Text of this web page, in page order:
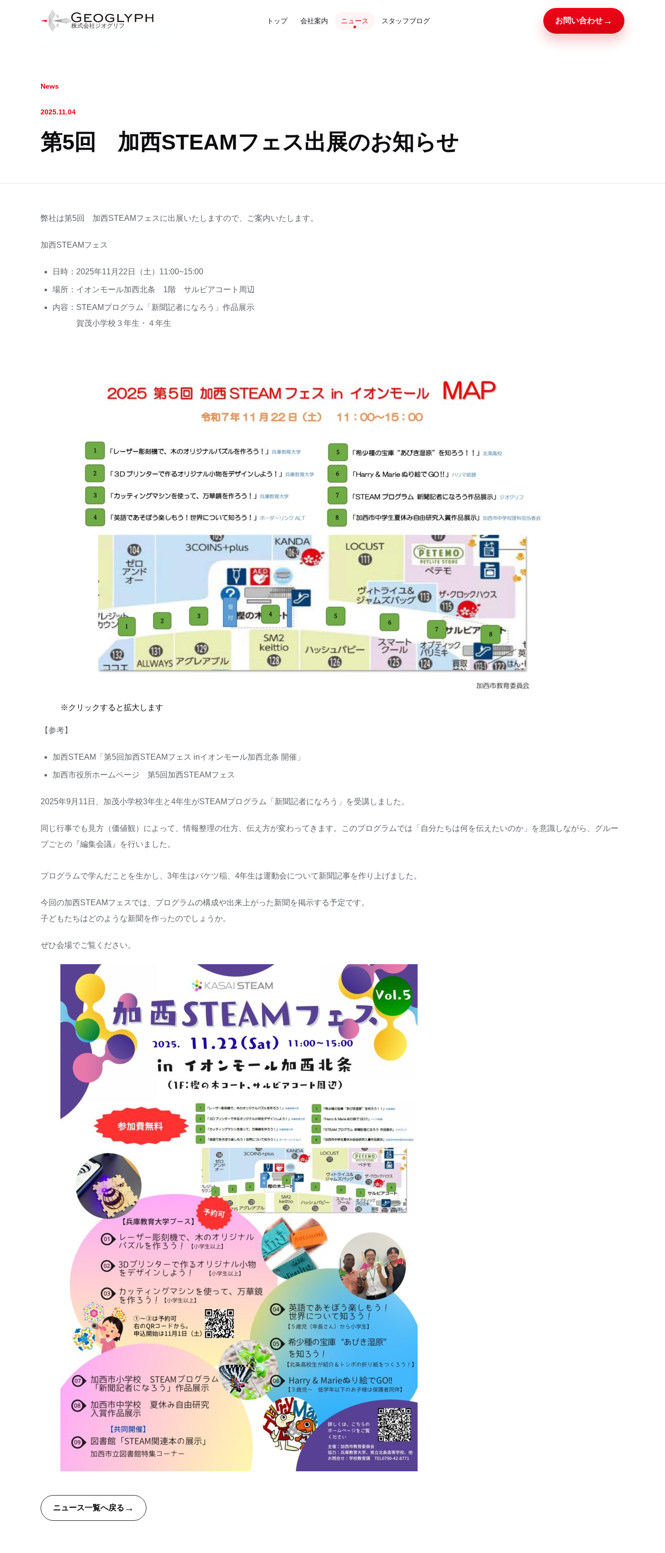
株式会社ジオグリフ
トップ 会社案内 ニュース スタッフブログ お問い合わせ →
News
2025.11.04
第5回 加西STEAMフェス出展のお知らせ
弊社は第5回 加西STEAMフェスに出展いたしますので、ご案内いたします。
加西STEAMフェス
日時：2025年11月22日（土）11:00~15:00
場所：イオンモール加西北条 1階 サルビアコート周辺
内容：STEAMプログラム「新聞記者になろう」作品展示
賀茂小学校３年生・４年生
※クリックすると拡大します
【参考】
加西STEAM「第5回加西STEAMフェス inイオンモール加西北条 開催」
加西市役所ホームページ 第5回加西STEAMフェス
2025年9月11日、加茂小学校3年生と4年生がSTEAMプログラム「新聞記者になろう」を受講しました。
同じ行事でも見方（価値観）によって、情報整理の仕方、伝え方が変わってきます。このプログラムでは「自分たちは何を伝えたいのか」を意識しながら、グルー
プごとの『編集会議』を行いました。
プログラムで学んだことを生かし、3年生はバケツ稲、4年生は運動会について新聞記事を作り上げました。
今回の加西STEAMフェスでは、プログラムの構成や出来上がった新聞を掲示する予定です。
子どもたちはどのような新聞を作ったのでしょうか。
ぜひ会場でご覧ください。
ニュース一覧へ戻る →